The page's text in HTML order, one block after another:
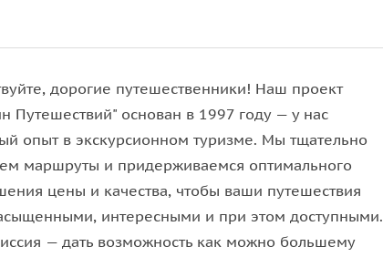
особняки, среди которых гордость города —дом
фронтоном и фигурными наличниками.
углом», притаился Углич — один из самых
видовых площадкахгорода и прогуляемся по
дорогие путешественники! Наш проект
Путешествий" основан в 1997 году — у нас
опыт в экскурсионном туризме. Мы тщательно
маршруты и придерживаемся оптимального
цены и качества, чтобы ваши путешествия
интересными и при этом доступными.
— дать возможность как можно большему